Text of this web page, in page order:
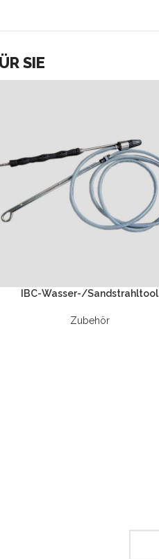
SIE
IBC-Wasser-/Sandstrahltool
Zubehör